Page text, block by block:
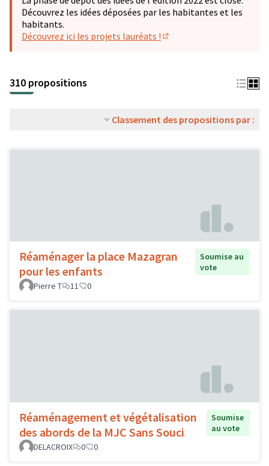
Découvrez les idées déposées par les habitantes et les
habitants.
Découvrez ici les projets lauréats !
310 propositions
Classement des propositions par :
Réaménager la place Mazagran
pour les enfants
Soumise au
vote
Pierre T
11 0
Réaménagement et végétalisation
des abords de la MJC Sans Souci
Soumise
au vote
DELACROIX
0 0